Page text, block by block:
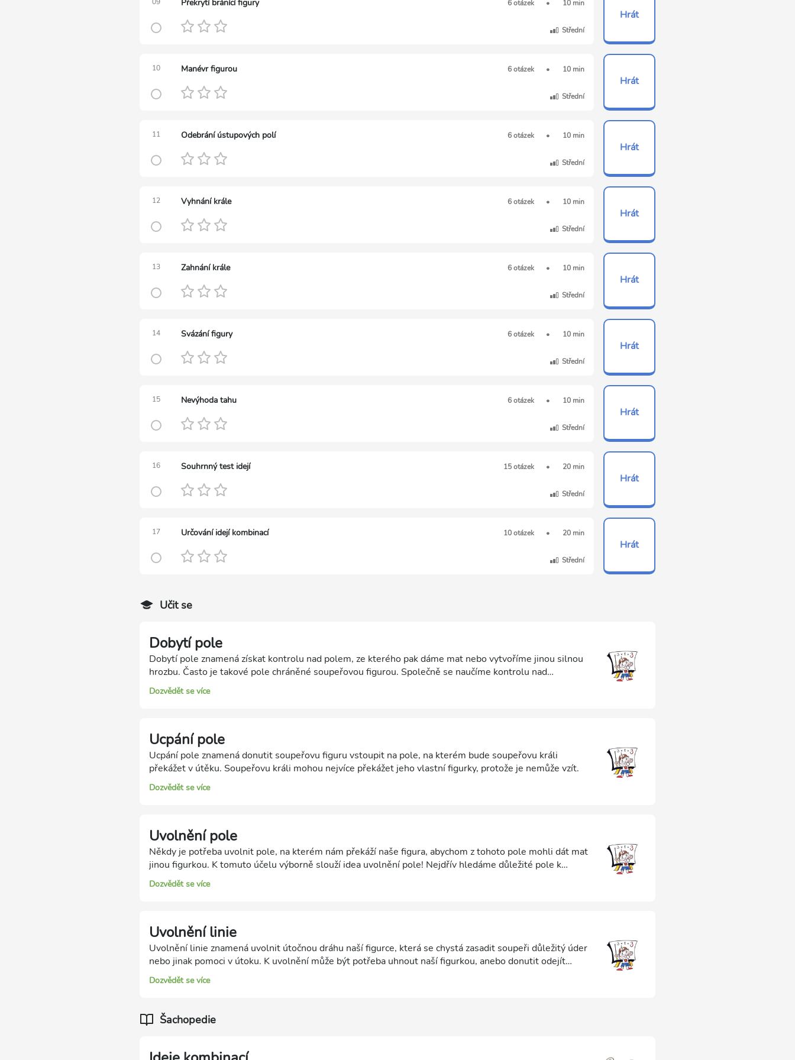
Překrytí bránící figury 6 otázek • 10 min
Střední
Hrát
10 Manévr figurou 6 otázek • 10 min
Střední
Hrát
11 Odebrání ústupových polí 6 otázek • 10 min
Střední
Hrát
12 Vyhnání krále 6 otázek • 10 min
Střední
Hrát
13 Zahnání krále 6 otázek • 10 min
Střední
Hrát
14 Svázání figury 6 otázek • 10 min
Střední
Hrát
15 Nevýhoda tahu 6 otázek • 10 min
Střední
Hrát
16 Souhrnný test idejí 15 otázek • 20 min
Střední
Hrát
17 Určování idejí kombinací 10 otázek • 20 min
Střední
Hrát
Učit se
Dobytí pole
Dobytí pole znamená získat kontrolu nad polem, ze kterého pak dáme mat nebo vytvoříme jinou silnou
hrozbu. Často je takové pole chráněné soupeřovou figurou. Společně se naučíme kontrolu nad
matovacím polem získat!
Dozvědět se více
Ucpání pole
Ucpání pole znamená donutit soupeřovu figuru vstoupit na pole, na kterém bude soupeřovu králi
překážet v útěku. Soupeřovu králi mohou nejvíce překážet jeho vlastní figurky, protože je nemůže vzít.
Dozvědět se více
Uvolnění pole
Někdy je potřeba uvolnit pole, na kterém nám překáží naše figura, abychom z tohoto pole mohli dát mat
jinou figurkou. K tomuto účelu výborně slouží idea uvolnění pole! Nejdřív hledáme důležité pole k
uvolnění, potom hledáme způsob, jak ho uvolnit.
Dozvědět se více
Uvolnění linie
Uvolnění linie znamená uvolnit útočnou dráhu naší figurce, která se chystá zasadit soupeři důležitý úder
nebo jinak pomoci v útoku. K uvolnění může být potřeba uhnout naší figurkou, anebo donutit odejít
figurku soupeře.
Dozvědět se více
Šachopedie